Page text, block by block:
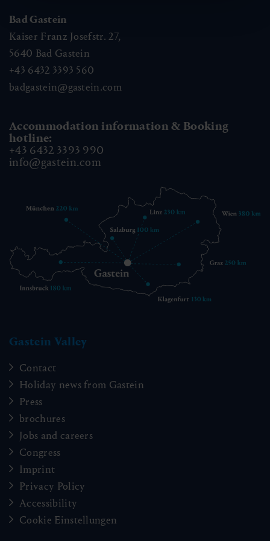
Bad Gastein
Kaiser Franz Josefstr. 27,
5640 Bad Gastein
+43 6432 3393 560
badgastein@gastein.com
Accommodation information & Booking
hotline:
+43 6432 3393 990
info@gastein.com
Gastein Valley
Contact
Holiday news from Gastein
Press
brochures
Jobs and careers
Congress
Imprint
Privacy Policy
Accessibility
Cookie Einstellungen